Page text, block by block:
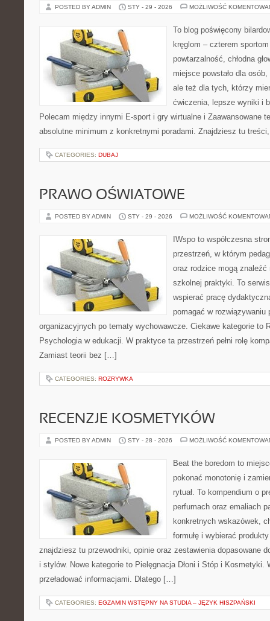
POSTED BY ADMIN STY - 29 - 2026 MOŻLIWOŚĆ
To blog poświęcony
kręglom – czterem
powtarzalność, chłodna
miejsce powstało dla
ale też dla tych, którzy
ćwiczenia, lepsze wyniki i
Polecam między innymi E-sport i gry wirtualne i Zaawansowane
absolutne minimum z konkretnymi poradami. Znajdziesz tu
CATEGORIES: DUBAJ
PRAWO OŚWIATOWE
POSTED BY ADMIN STY - 29 - 2026 MOŻLIWOŚĆ
IWspo to współczesna
przestrzeń, w którym
oraz rodzice mogą
szkolnej praktyki. To
wspierać pracę
pomagać w rozwiązywaniu
organizacyjnych po tematy wychowawcze. Ciekawe kategorie to
Psychologia w edukacji. W praktyce ta przestrzeń pełni rolę
Zamiast teorii bez […]
CATEGORIES: ROZRYWKA
RECENZJE KOSMETYKÓW
POSTED BY ADMIN STY - 28 - 2026 MOŻLIWOŚĆ
Beat the boredom to
pokonać monotonię i
rytuał. To kompendium o
perfumach oraz emaliach
konkretnych wskazówek,
formułę i wybierać
znajdziesz tu przewodniki, opinie oraz zestawienia dopasowane
i stylów. Nowe kategorie to Pielęgnacja Dłoni i Stóp i Kosmetyki.
przeładować informacjami. Dlatego […]
CATEGORIES: EGZAMIN WSTĘPNY NA STUDIA – JĘZYK HISZPAŃSKI